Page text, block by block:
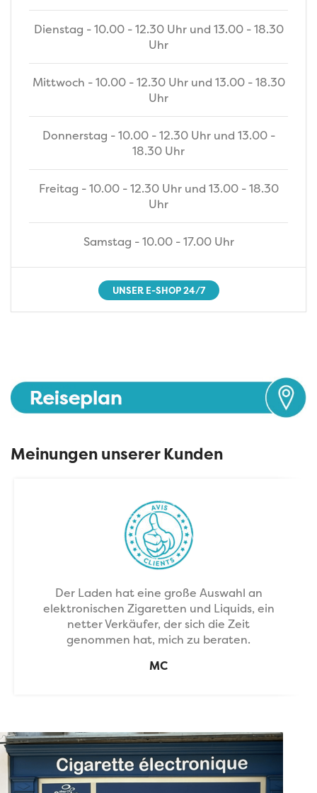
Dienstag - 10.00 - 12.30 Uhr und 13.00 - 18.30
Uhr
Mittwoch - 10.00 - 12.30 Uhr und 13.00 - 18.30
Uhr
Donnerstag - 10.00 - 12.30 Uhr und 13.00 -
18.30 Uhr
Freitag - 10.00 - 12.30 Uhr und 13.00 - 18.30
Uhr
Samstag - 10.00 - 17.00 Uhr
UNSER E-SHOP 24/7
Meinungen unserer Kunden
Der Laden hat eine große Auswahl an
elektronischen Zigaretten und Liquids, ein
netter Verkäufer, der sich die Zeit
genommen hat, mich zu beraten.
MC